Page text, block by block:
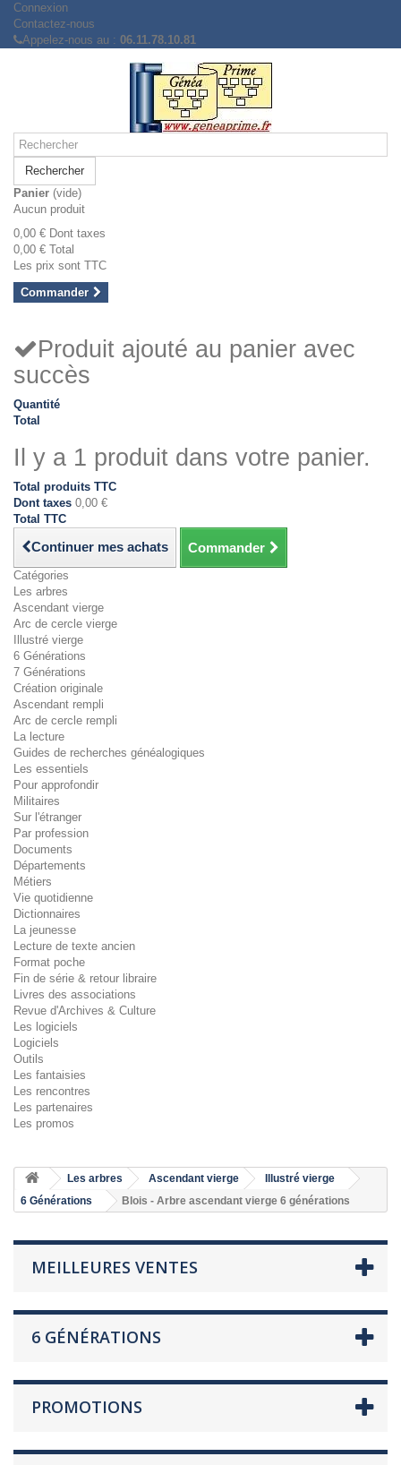
Connexion
Contactez-nous
Appelez-nous au : 06.11.78.10.81
Rechercher
Panier (vide)
Aucun produit
0,00 € Dont taxes
0,00 € Total
Les prix sont TTC
Commander
Produit ajouté au panier avec
succès
Quantité
Total
Il y a 1 produit dans votre panier.
Total produits TTC
Dont taxes 0,00 €
Total TTC
Continuer mes achats Commander
Catégories
Les arbres
Ascendant vierge
Arc de cercle vierge
Illustré vierge
6 Générations
7 Générations
Création originale
Ascendant rempli
Arc de cercle rempli
La lecture
Guides de recherches généalogiques
Les essentiels
Pour approfondir
Militaires
Sur l'étranger
Par profession
Documents
Départements
Métiers
Vie quotidienne
Dictionnaires
La jeunesse
Lecture de texte ancien
Format poche
Fin de série & retour libraire
Livres des associations
Revue d'Archives & Culture
Les logiciels
Logiciels
Outils
Les fantaisies
Les rencontres
Les partenaires
Les promos
Les arbres Ascendant vierge
Illustré vierge
6 Générations
Blois - Arbre ascendant vierge 6 générations
MEILLEURES VENTES
6 GÉNÉRATIONS
PROMOTIONS